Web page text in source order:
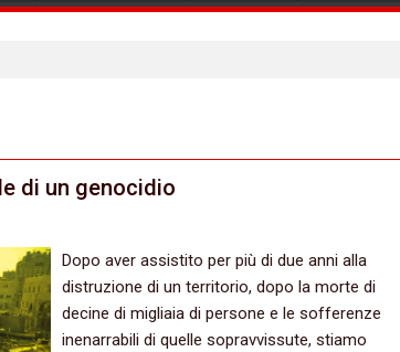
di un genocidio
Dopo aver assistito per più di due anni alla
distruzione di un territorio, dopo la morte di
decine di migliaia di persone e le sofferenze
inenarrabili di quelle sopravvissute, stiamo